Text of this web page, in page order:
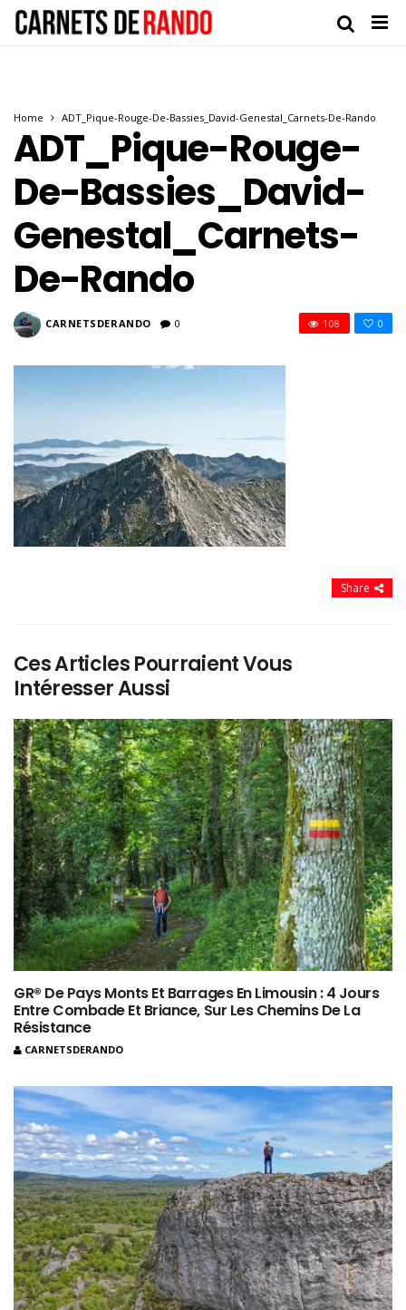
Home ADT_Pique-Rouge-De-Bassies_David-Genestal_Carnets-De-Rando
ADT_Pique-Rouge-
De-Bassies_David-
Genestal_Carnets-
De-Rando
CARNETSDERANDO 0 0
108
Share
Ces Articles Pourraient Vous
Intéresser Aussi
GR® De Pays Monts Et Barrages En Limousin : 4 Jours
Entre Combade Et Briance, Sur Les Chemins De La
Résistance
CARNETSDERANDO